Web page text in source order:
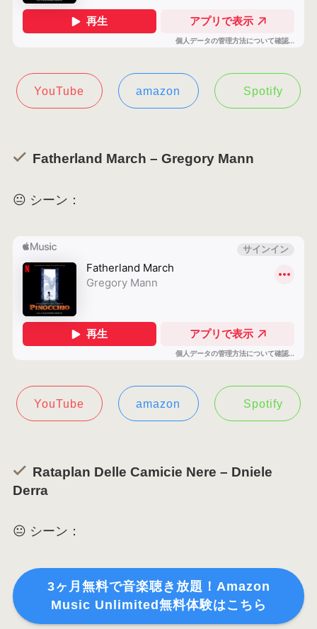
YouTube amazon Spotify
Fatherland March – Gregory Mann
😐 シーン：
YouTube amazon Spotify
Rataplan Delle Camicie Nere – Dniele
Derra
😐 シーン：
3ヶ月無料で音楽聴き放題！Amazon
Music Unlimited無料体験はこちら